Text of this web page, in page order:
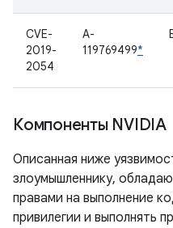
CVE-
2019-
2054
A-
119769499*
Компоненты NVIDIA
Описанная ниже
злоумышленнику,
правами на выполнение
привилегии и выполнять